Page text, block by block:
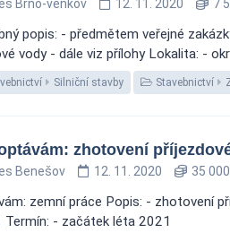
Brno-venkov 12. 11. 2020 7
popis: - předmětem veřejné
vody - dále viz přílohy Lokalita: -
Silniční stavby Stavebnictví
zhotovení
Benešov 12. 11. 2020 35
zemní práce Popis: - zhotovení
- začátek léta 2021